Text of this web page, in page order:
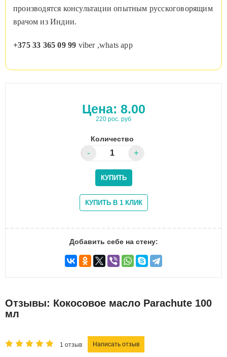
производятся консультации опытным русскоговорящим
врачом из Индии.
+375 33 365 09 99 viber ,whats app
Цена: 8.00
220 рос. руб
Количество
Добавить себе на стену:
Отзывы: Кокосовое масло Parachute 100
мл
1 отзыв Написать отзыв